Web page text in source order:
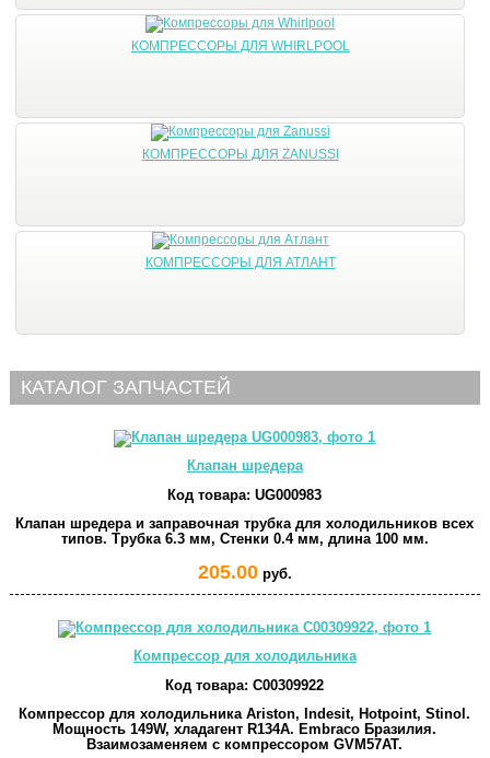
КОМПРЕССОРЫ ДЛЯ WHIRLPOOL
КОМПРЕССОРЫ ДЛЯ ZANUSSI
КОМПРЕССОРЫ ДЛЯ АТЛАНТ
КАТАЛОГ ЗАПЧАСТЕЙ
Клапан шредера
Код товара: UG000983
Клапан шредера и заправочная трубка для холодильников всех
типов. Трубка 6.3 мм, Стенки 0.4 мм, длина 100 мм.
205.00руб.
Компрессор для холодильника
Код товара: C00309922
Компрессор для холодильника Ariston, Indesit, Hotpoint, Stinol.
Мощность 149W, хладагент R134A. Embraco Бразилия.
Взаимозаменяем с компрессором GVM57AT.